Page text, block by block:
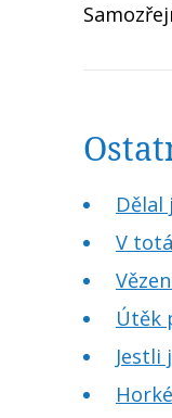
Dělal
V
Útěk
Jestli